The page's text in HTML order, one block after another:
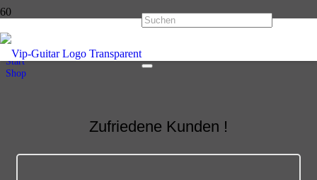
Shop
Start
Shop
Zufriedene Kunden !